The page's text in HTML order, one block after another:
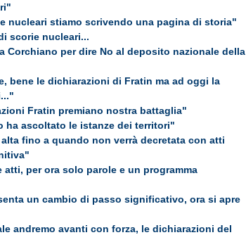
nucleari stiamo scrivendo una pagina di storia"
scorie nucleari...
Corchiano per dire No al deposito nazionale della
bene le dichiarazioni di Fratin ma ad oggi la
Fratin premiano nostra battaglia"
ha ascoltato le istanze dei territori"
fino a quando non verrà decretata con atti
per ora solo parole e un programma
un cambio di passo significativo, ora si apre
andremo avanti con forza, le dichiarazioni del